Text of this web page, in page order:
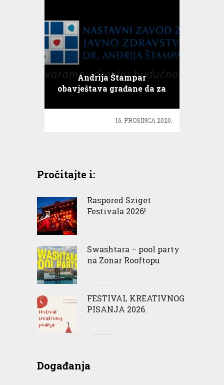
Andrija Štampar
obavještava građane da za
biti testiranja
16. PROSINCA 2020.
Pročitajte i:
Raspored Sziget
Festivala 2026!
Swashtara – pool party
na Zonar Rooftopu
FESTIVAL KREATIVNOG
PISANJA 2026.
Događanja